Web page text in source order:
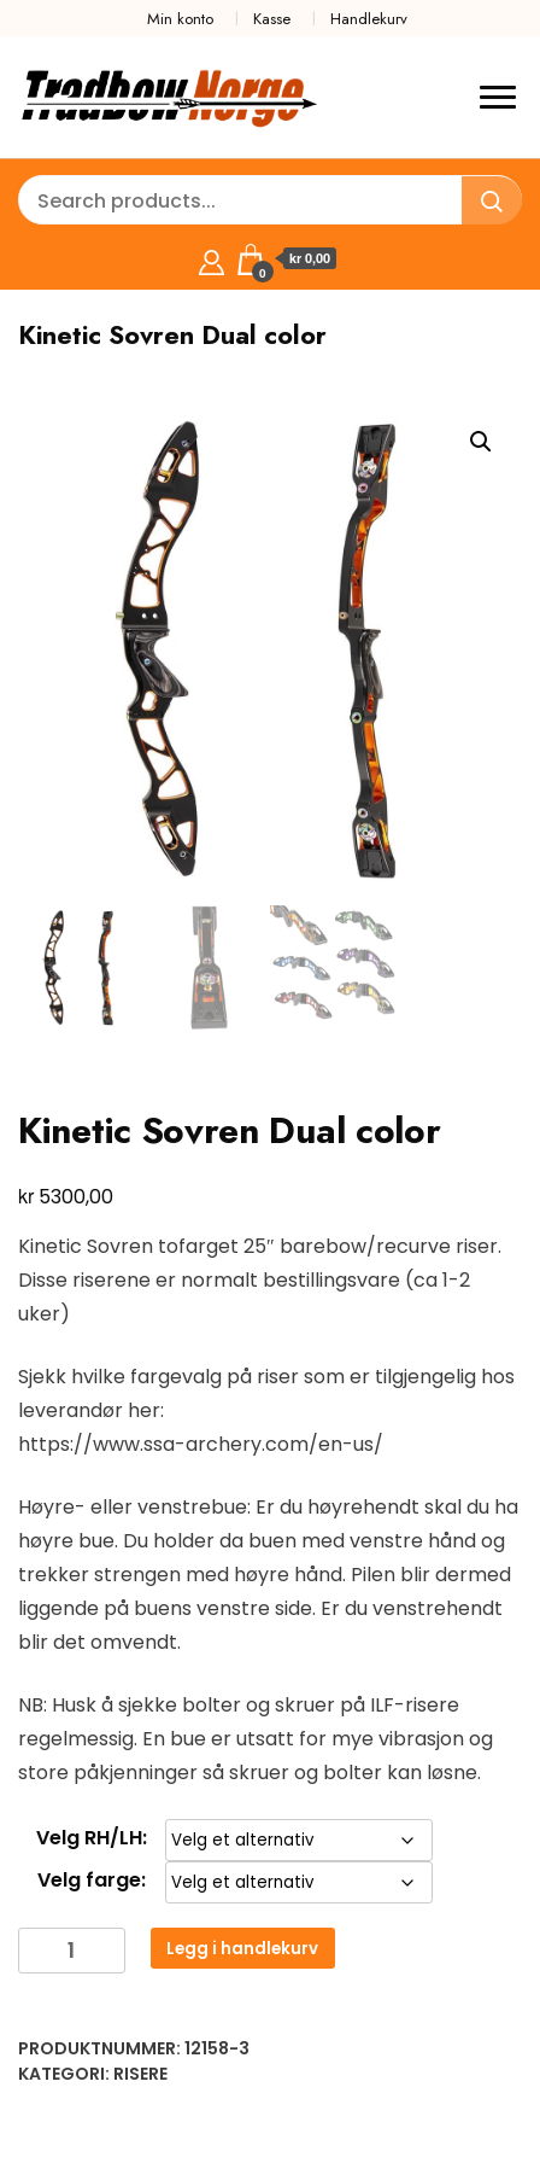
Min konto Kasse Handlekurv
0
kr 0,00
Kinetic Sovren Dual color
Kinetic Sovren Dual color
kr5300,00
Kinetic Sovren tofarget 25″ barebow/recurve riser.
Disse riserene er normalt bestillingsvare (ca 1-2
uker)
Sjekk hvilke fargevalg på riser som er tilgjengelig hos
leverandør her:
https://www.ssa-archery.com/en-us/
Høyre- eller venstrebue: Er du høyrehendt skal du ha
høyre bue. Du holder da buen med venstre hånd og
trekker strengen med høyre hånd. Pilen blir dermed
liggende på buens venstre side. Er du venstrehendt
blir det omvendt.
NB: Husk å sjekke bolter og skruer på ILF-risere
regelmessig. En bue er utsatt for mye vibrasjon og
store påkjenninger så skruer og bolter kan løsne.
Velg RH/LH:
Velg farge:
Legg i handlekurv
PRODUKTNUMMER: 12158-3
KATEGORI: RISERE